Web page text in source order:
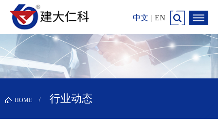
中文 | EN
HOME 行业动态